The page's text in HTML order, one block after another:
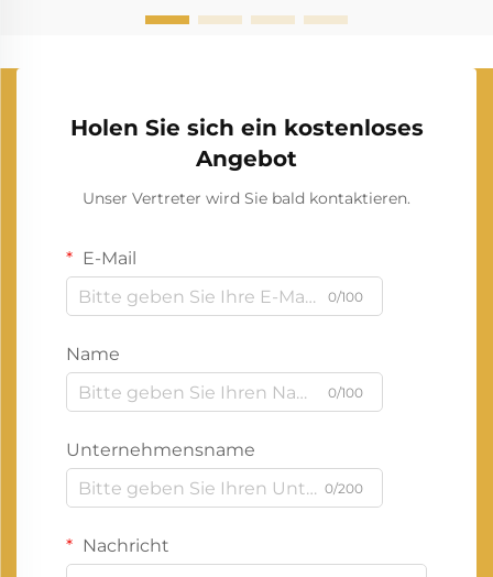
Holen Sie sich ein kostenloses
Angebot
Unser Vertreter wird Sie bald kontaktieren.
E-Mail
0/100
Name
0/100
Unternehmensname
0/200
Nachricht